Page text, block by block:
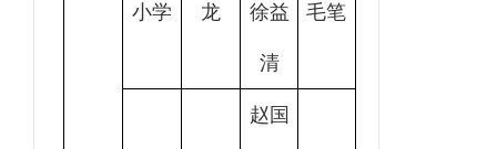
小学 龙 徐益
清
毛笔
赵国